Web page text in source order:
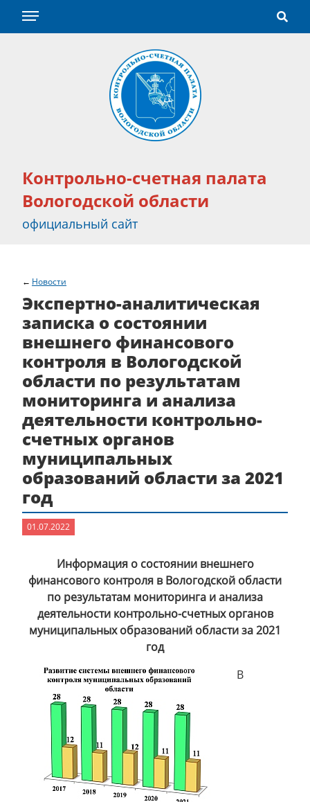
Контрольно-счетная палата
Вологодской области
официальный сайт
Новости
Экспертно-аналитическая
записка о состоянии
внешнего финансового
контроля в Вологодской
области по результатам
мониторинга и анализа
деятельности контрольно-
счетных органов
муниципальных
образований области за 2021
год
01.07.2022
Информация о состоянии внешнего
финансового контроля в Вологодской области
по результатам мониторинга и анализа
деятельности контрольно-счетных органов
муниципальных образований области за 2021
год
В